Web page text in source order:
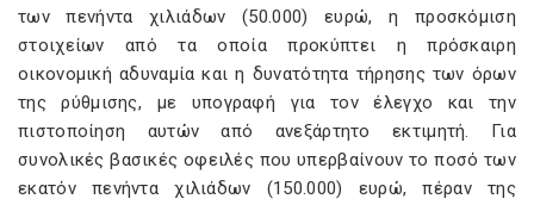
των πενήντα χιλιάδων (50.000) ευρώ, η προσκόμιση
στοιχείων από τα οποία προκύπτει η πρόσκαιρη
οικονομική αδυναμία και η δυνατότητα τήρησης των όρων
της ρύθμισης, με υπογραφή για τον έλεγχο και την
πιστοποίηση αυτών από ανεξάρτητο εκτιμητή. Για
συνολικές βασικές οφειλές που υπερβαίνουν το ποσό των
εκατόν πενήντα χιλιάδων (150.000) ευρώ, πέραν της